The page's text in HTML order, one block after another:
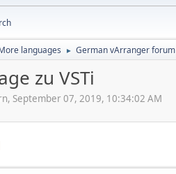
languages ► German vArranger forum
zu VSTi
September 07, 2019, 10:34:02 AM